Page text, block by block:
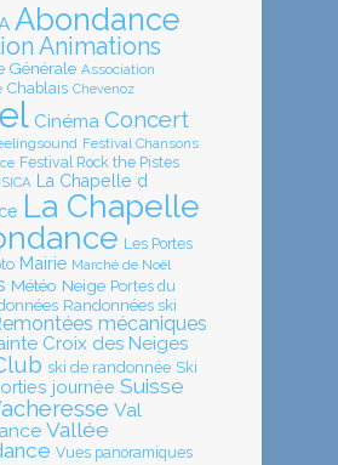
Abondance
Animations
Générale Association
Chablais Chevenoz
Cinéma Concert
Festival Chansons
Festival Rock the Pistes
La Chapelle d
La Chapelle
Les Portes
Mairie Marché de Noël
Météo Neige Portes du
Randonnées ski
mécaniques
Croix des Neiges
ski de randonnée Ski
journée Suisse
Val
Vallée
Vues panoramiques